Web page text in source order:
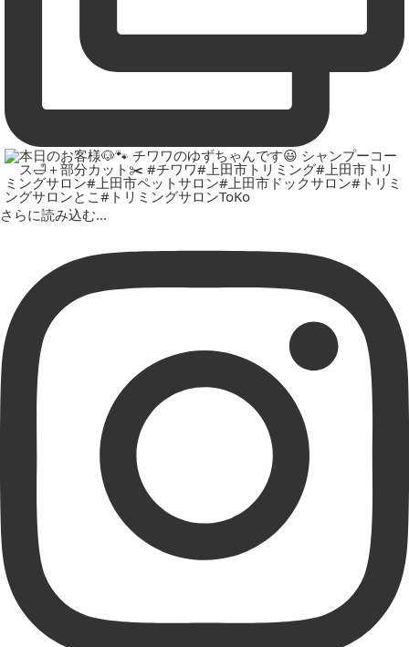
さらに読み込む...